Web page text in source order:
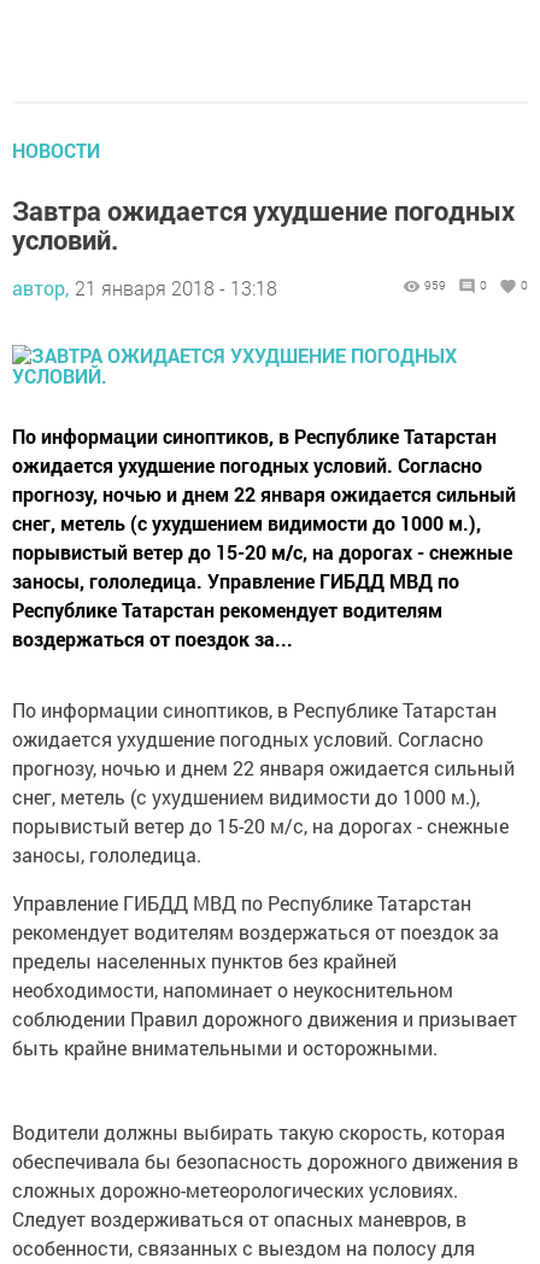
НОВОСТИ
Завтра ожидается ухудшение погодных
условий.
автор, 21 января 2018 - 13:18 959 0 0
По информации синоптиков, в Республике Татарстан
ожидается ухудшение погодных условий. Согласно
прогнозу, ночью и днем 22 января ожидается сильный
снег, метель (с ухудшением видимости до 1000 м.),
порывистый ветер до 15-20 м/с, на дорогах - снежные
заносы, гололедица. Управление ГИБДД МВД по
Республике Татарстан рекомендует водителям
воздержаться от поездок за...
По информации синоптиков, в Республике Татарстан
ожидается ухудшение погодных условий. Согласно
прогнозу, ночью и днем 22 января ожидается сильный
снег, метель (с ухудшением видимости до 1000 м.),
порывистый ветер до 15-20 м/с, на дорогах - снежные
заносы, гололедица.
Управление ГИБДД МВД по Республике Татарстан
рекомендует водителям воздержаться от поездок за
пределы населенных пунктов без крайней
необходимости, напоминает о неукоснительном
соблюдении Правил дорожного движения и призывает
быть крайне внимательными и осторожными.
Водители должны выбирать такую скорость, которая
обеспечивала бы безопасность дорожного движения в
сложных дорожно-метеорологических условиях.
Следует воздерживаться от опасных маневров, в
особенности, связанных с выездом на полосу для